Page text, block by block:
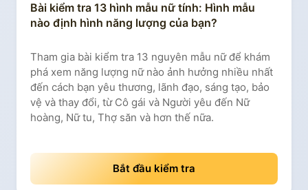
Bài kiểm tra 13 hình mẫu nữ tính: Hình mẫu
nào định hình năng lượng của bạn?
Tham gia bài kiểm tra 13 nguyên mẫu nữ để khám
phá xem năng lượng nữ nào ảnh hưởng nhiều nhất
đến cách bạn yêu thương, lãnh đạo, sáng tạo, bảo
vệ và thay đổi, từ Cô gái và Người yêu đến Nữ
hoàng, Nữ tu, Thợ săn và hơn thế nữa.
Bắt đầu kiểm tra